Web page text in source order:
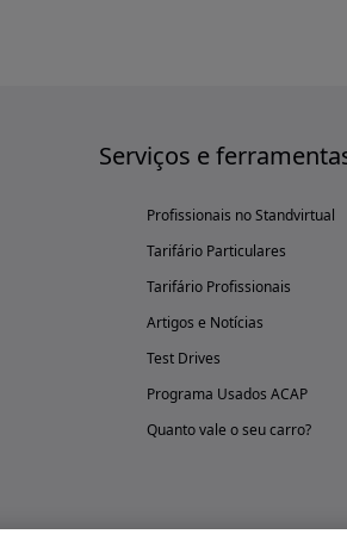
Serviços e
Profissionais no Standvirtual
Tarifário Particulares
Tarifário Profissionais
Artigos e Notícias
Test Drives
Programa Usados ACAP
Quanto vale o seu carro?